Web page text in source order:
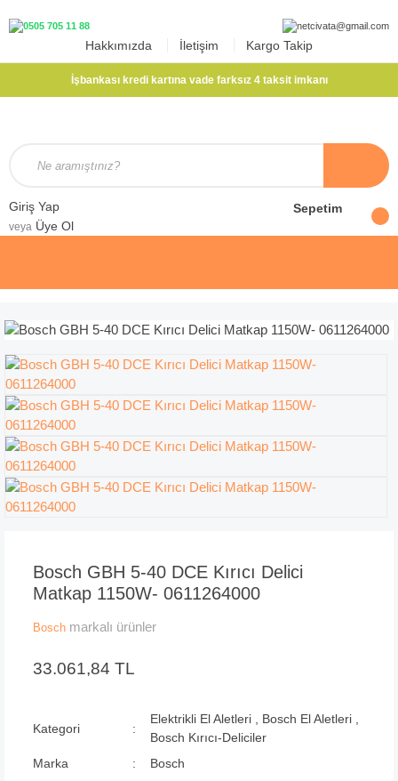
Hakkımızda İletişim Kargo Takip
İşbankası kredi kartına vade farksız 4 taksit imkanı
Giriş Yap
veya Üye Ol
Sepetim
Bosch GBH 5-40 DCE Kırıcı Delici
Matkap 1150W- 0611264000
Bosch markalı ürünler
33.061,84 TL
Kategori
Elektrikli El Aletleri Bosch El Aletleri
Bosch Kırıcı-Deliciler
Marka
Bosch